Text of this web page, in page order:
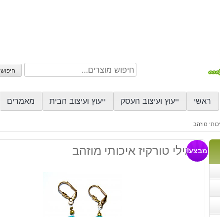
חיפוש
עבור:
חיפוש
ראשי ייעוץ ועיצוב העסק ייעוץ ועיצוב הבית מאמרים
מוזהב
עגילי טורקיז איכותי מוזהבמבצע!